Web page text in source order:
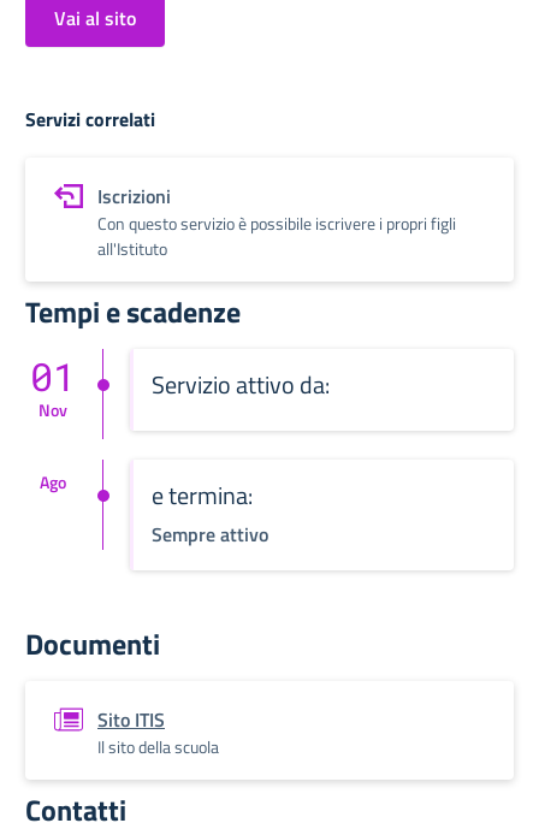
Vai al sito
Servizi correlati
Iscrizioni
Con questo servizio è possibile iscrivere i propri figli
all'Istituto
Tempi e scadenze
Servizio attivo da:
01
Nov
e termina:
Sempre attivo
Ago
Documenti
Sito ITIS
Il sito della scuola
Contatti